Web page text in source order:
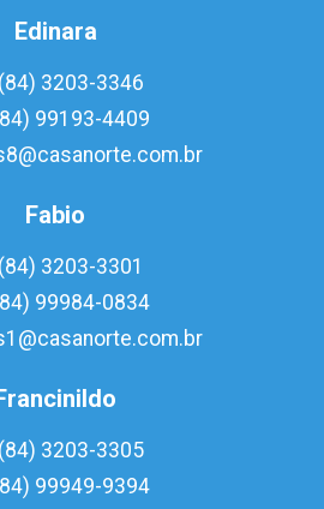
Edinara
(84) 3203-3346
99193-4409
Fabio
(84) 3203-3301
99984-0834
(84) 3203-3305
99949-9394